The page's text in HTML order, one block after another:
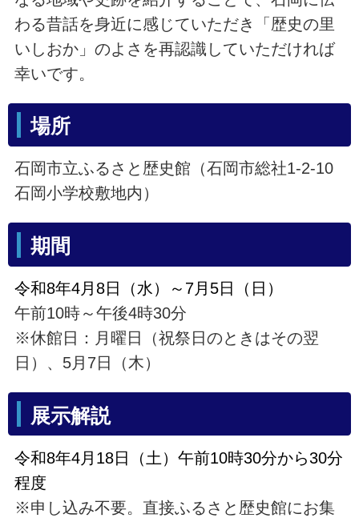
わる昔話を身近に感じていただき「歴史の里
いしおか」のよさを再認識していただければ
幸いです。
場所
石岡市立ふるさと歴史館（石岡市総社1-2-10
石岡小学校敷地内）
期間
令和8年4月8日（水）～7月5日（日）
午前10時～午後4時30分
※休館日：月曜日（祝祭日のときはその翌
日）、5月7日（木）
展示解説
令和8年4月18日（土）午前10時30分から30分
程度
※申し込み不要。直接ふるさと歴史館にお集